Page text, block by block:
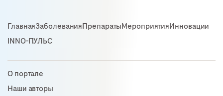
ГлавнаяЗаболеванияПрепаратыМероприятияИнновации
INNO-ПУЛЬС
О портале
Наши авторы